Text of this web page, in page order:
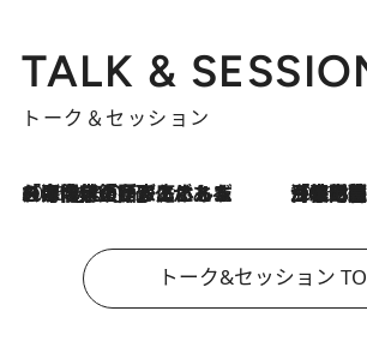
TALK &
トーク＆セッション
2026.8.3
「今後値上げがあるとすれば…」「リスクがあるのは今年の冬」エネルギー専門家が語る、ホルムズ海峡封鎖が家庭にもたらす“ある心配” 2026.8.3
「住宅建てられない…」「サーチャージ料の高値が続いている」ホルムズ海峡封
トーク&セッション